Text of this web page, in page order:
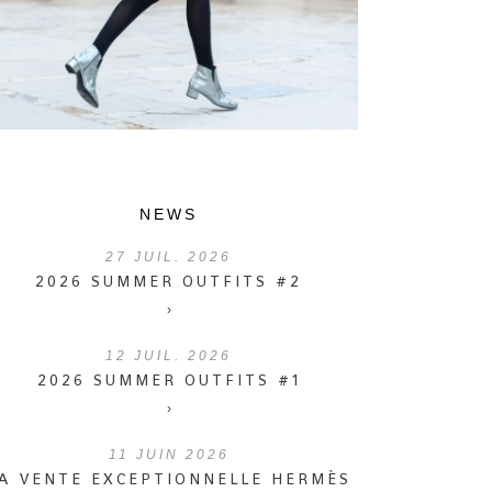
NEWS
27 JUIL. 2026
2026 SUMMER OUTFITS #2
›
12 JUIL. 2026
2026 SUMMER OUTFITS #1
›
11 JUIN 2026
VENTE EXCEPTIONNELLE HERMÈS